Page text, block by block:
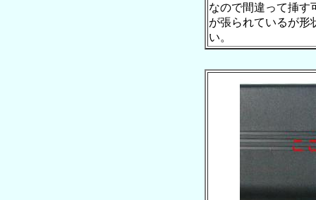
なので間違って挿す
が張られているが形
い。